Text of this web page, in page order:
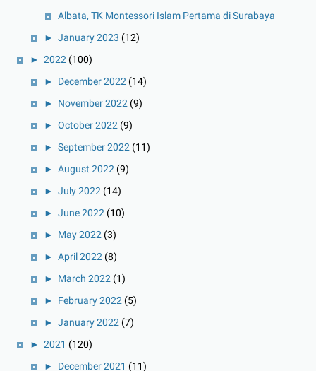
Albata, TK Montessori Islam Pertama di Surabaya
► January 2023 (12)
► 2022 (100)
► December 2022 (14)
► November 2022 (9)
► October 2022 (9)
► September 2022 (11)
► August 2022 (9)
► July 2022 (14)
► June 2022 (10)
► May 2022 (3)
► April 2022 (8)
► March 2022 (1)
► February 2022 (5)
► January 2022 (7)
► 2021 (120)
► December 2021 (11)